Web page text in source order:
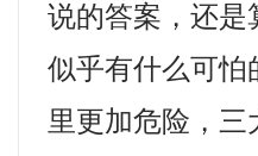
说的答案，还是
似乎有什么可怕
里更加危险，